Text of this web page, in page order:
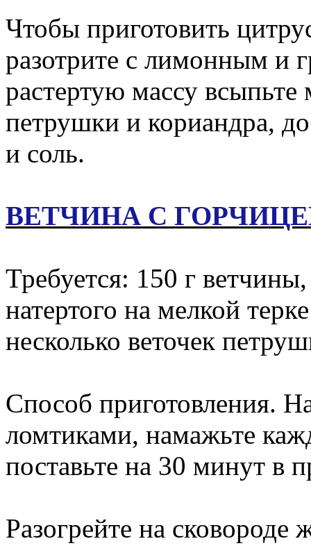
Чтобы приготовить
разотрите с лимонным и
растертую массу всыпьте
петрушки и кориандра,
и соль.
ВЕТЧИНА С
Требуется: 150 г
натертого на мелкой
несколько веточек
Способ приготовления.
ломтиками, намажьте
поставьте на 30 минут в
Разогрейте на